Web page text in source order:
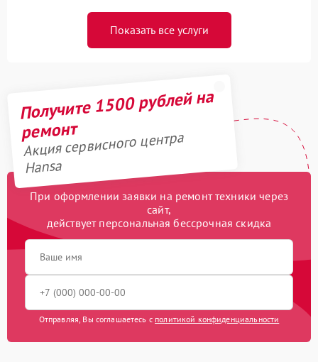
Показать все услуги
Получите 1500 рублей на
ремонт
Акция сервисного центра
Hansa
При оформлении заявки на ремонт техники через
сайт,
действует персональная бессрочная скидка
Отправляя, Вы соглашаетесь с политикой конфиденциальности